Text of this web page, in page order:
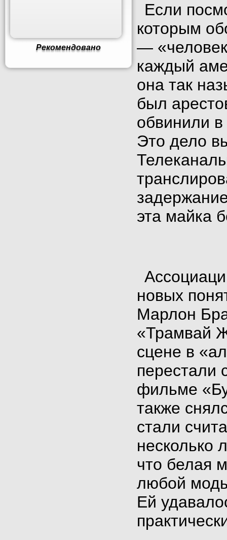
Рекомендовано
Если
которым
—
каждый
она так
был
обвинили
Это дело
эта майка
новых
Марлон
«Трамвай
сцене в
перестали
фильме
также
стали
несколько
что белая
любой
Ей